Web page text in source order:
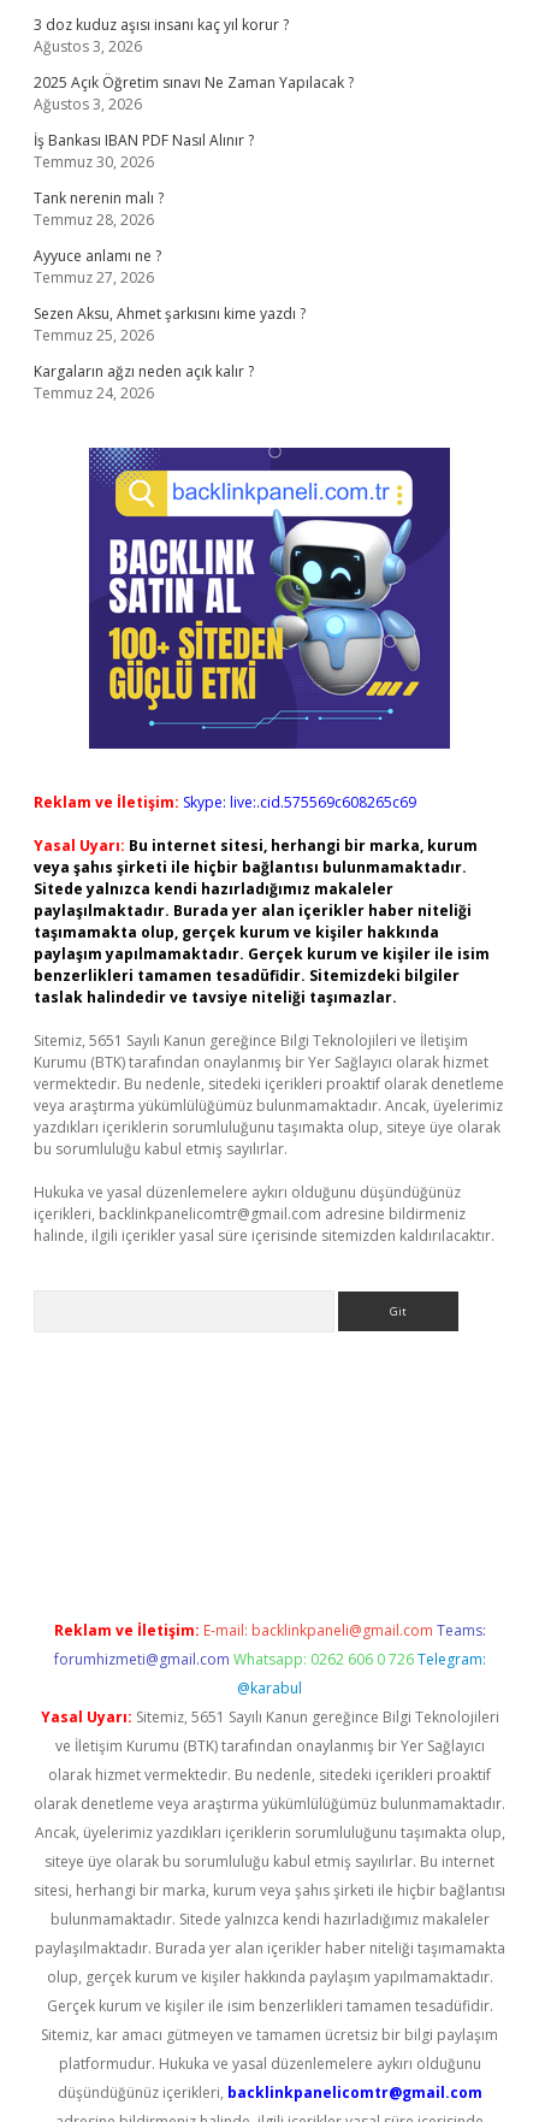
3 doz kuduz aşısı insanı kaç yıl korur ?
Ağustos 3, 2026
2025 Açık Öğretim sınavı Ne Zaman Yapılacak ?
Ağustos 3, 2026
İş Bankası IBAN PDF Nasıl Alınır ?
Temmuz 30, 2026
Tank nerenin malı ?
Temmuz 28, 2026
Ayyuce anlamı ne ?
Temmuz 27, 2026
Sezen Aksu, Ahmet şarkısını kime yazdı ?
Temmuz 25, 2026
Kargaların ağzı neden açık kalır ?
Temmuz 24, 2026
Reklam ve İletişim: Skype: live:.cid.575569c608265c69
Yasal Uyarı: Bu internet sitesi, herhangi bir marka, kurum
veya şahıs şirketi ile hiçbir bağlantısı bulunmamaktadır.
Sitede yalnızca kendi hazırladığımız makaleler
paylaşılmaktadır. Burada yer alan içerikler haber niteliği
taşımamakta olup, gerçek kurum ve kişiler hakkında
paylaşım yapılmamaktadır. Gerçek kurum ve kişiler ile isim
benzerlikleri tamamen tesadüfidir. Sitemizdeki bilgiler
taslak halindedir ve tavsiye niteliği taşımazlar.
Sitemiz, 5651 Sayılı Kanun gereğince Bilgi Teknolojileri ve İletişim
Kurumu (BTK) tarafından onaylanmış bir Yer Sağlayıcı olarak hizmet
vermektedir. Bu nedenle, sitedeki içerikleri proaktif olarak denetleme
veya araştırma yükümlülüğümüz bulunmamaktadır. Ancak, üyelerimiz
yazdıkları içeriklerin sorumluluğunu taşımakta olup, siteye üye olarak
bu sorumluluğu kabul etmiş sayılırlar.
Hukuka ve yasal düzenlemelere aykırı olduğunu düşündüğünüz
içerikleri, backlinkpanelicomtr@gmail.com adresine bildirmeniz
halinde, ilgili içerikler yasal süre içerisinde sitemizden kaldırılacaktır.
Reklam ve İletişim: E-mail: backlinkpaneli@gmail.com Teams:
forumhizmeti@gmail.com Whatsapp: 0262 606 0 726 Telegram:
@karabul
Yasal Uyarı: Sitemiz, 5651 Sayılı Kanun gereğince Bilgi Teknolojileri
ve İletişim Kurumu (BTK) tarafından onaylanmış bir Yer Sağlayıcı
olarak hizmet vermektedir. Bu nedenle, sitedeki içerikleri proaktif
olarak denetleme veya araştırma yükümlülüğümüz bulunmamaktadır.
Ancak, üyelerimiz yazdıkları içeriklerin sorumluluğunu taşımakta olup,
siteye üye olarak bu sorumluluğu kabul etmiş sayılırlar. Bu internet
sitesi, herhangi bir marka, kurum veya şahıs şirketi ile hiçbir bağlantısı
bulunmamaktadır. Sitede yalnızca kendi hazırladığımız makaleler
paylaşılmaktadır. Burada yer alan içerikler haber niteliği taşımamakta
olup, gerçek kurum ve kişiler hakkında paylaşım yapılmamaktadır.
Gerçek kurum ve kişiler ile isim benzerlikleri tamamen tesadüfidir.
Sitemiz, kar amacı gütmeyen ve tamamen ücretsiz bir bilgi paylaşım
platformudur. Hukuka ve yasal düzenlemelere aykırı olduğunu
düşündüğünüz içerikleri, backlinkpanelicomtr@gmail.com